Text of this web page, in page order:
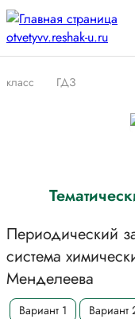
класс ГДЗ
Периодический
система
Менделеева
Вариант 1 Вариант